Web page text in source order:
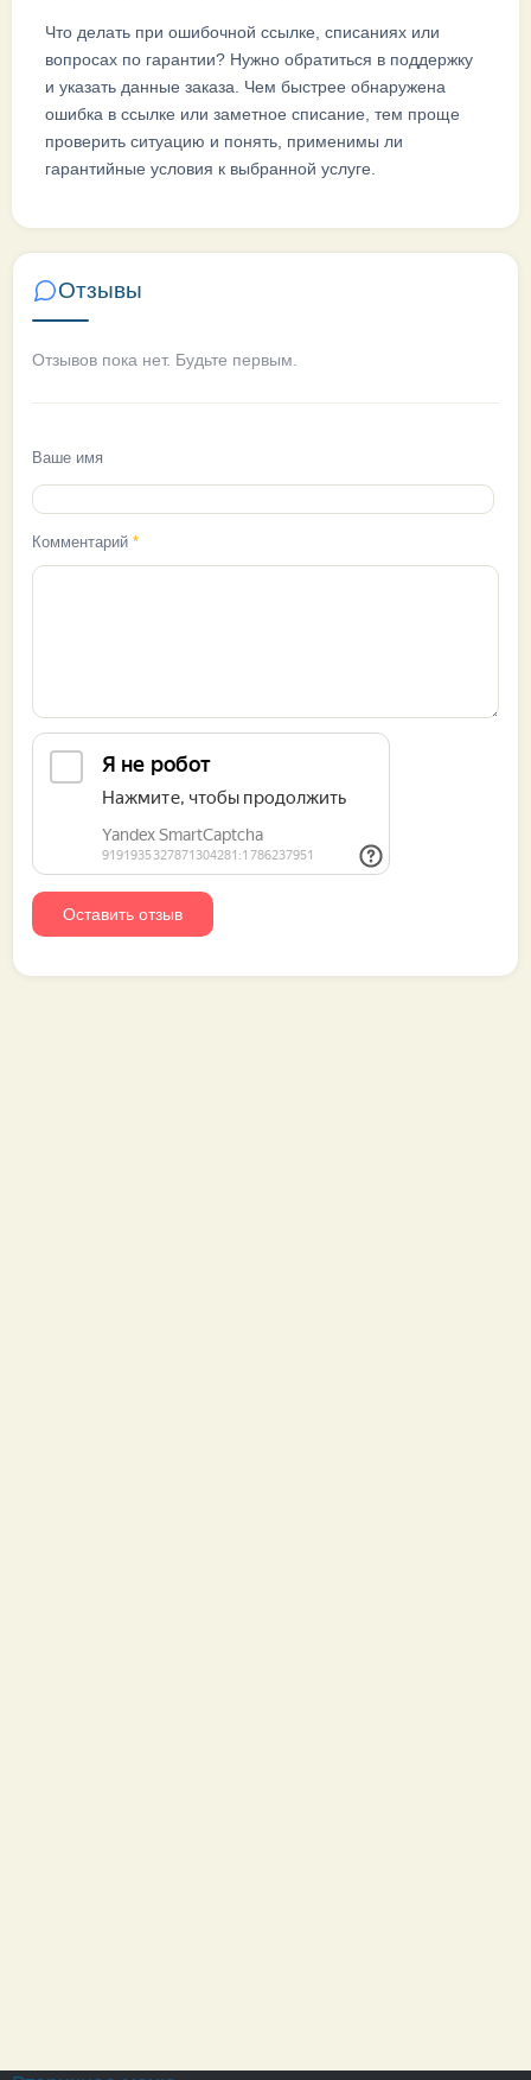
Что делать при ошибочной ссылке, списаниях или
вопросах по гарантии? Нужно обратиться в поддержку
и указать данные заказа. Чем быстрее обнаружена
ошибка в ссылке или заметное списание, тем проще
проверить ситуацию и понять, применимы ли
гарантийные условия к выбранной услуге.
Отзывы
Отзывов пока нет. Будьте первым.
Ваше имя
Комментарий *